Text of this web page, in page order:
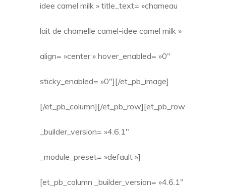
idee camel milk » title_text= »chameau
lait de chamelle camel-idee camel milk »
align= »center » hover_enabled= »0″
sticky_enabled= »0″][/et_pb_image]
[/et_pb_column][/et_pb_row][et_pb_row
_builder_version= »4.6.1″
_module_preset= »default »]
[et_pb_column _builder_version= »4.6.1″